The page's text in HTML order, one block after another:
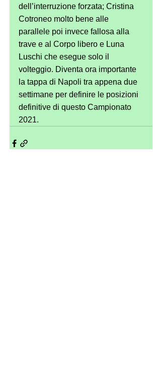
dell’interruzione forzata; Cristina
Cotroneo molto bene alle
parallele poi invece fallosa alla
trave e al Corpo libero e Luna
Luschi che esegue solo il
volteggio. Diventa ora importante
la tappa di Napoli tra appena due
settimane per definire le posizioni
definitive di questo Campionato
2021.